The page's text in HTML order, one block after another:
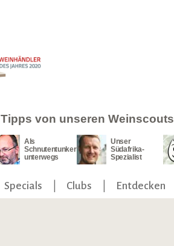
Tipps von unseren Weinscouts
Als
Schnutentunker
unterwegs
Unser
Südafrika-
Spezialist
Specials Clubs Entdecken